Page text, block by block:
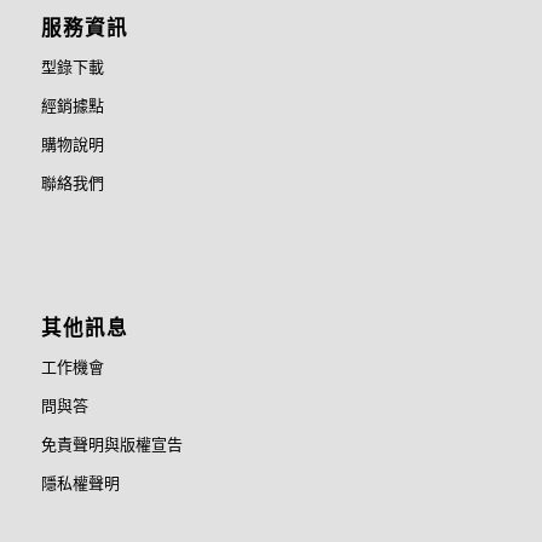
服務資訊
型錄下載
經銷據點
購物說明
聯絡我們
其他訊息
工作機會
問與答
免責聲明與版權宣告
隱私權聲明